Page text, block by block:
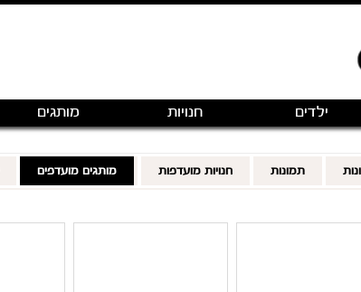
ילדים חנויות מותגים
תמונות חנויות מועדפות מותגים מועדפים